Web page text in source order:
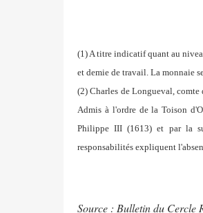
(1) A titre indicatif quant au
et demie de travail. La monnaie
(2) Charles de Longueval, comte
Admis à l'ordre de la Toison
Philippe III (1613) et par la
responsabilités expliquent
Source : Bulletin du Cercle